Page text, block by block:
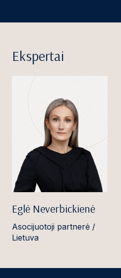
Ekspertai
Eglė Neverbickienė
Asocijuotoji partnerė /
Lietuva